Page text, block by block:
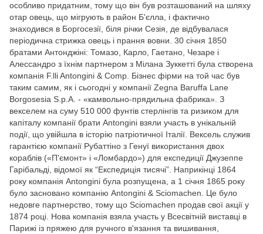
особливо придатним, тому що він був розташований на шляху
отар овець, що мігрують в район Б'єлла, і фактично
знаходився в Боргосезії, біля річки Сезія, де відбувалася
періодична стрижка овець і прання вовни. 30 січня 1850
братами Антонджіні: Томазо, Карло, Гаетано, Чезаре і
Алессандро з їхнім партнером з Мілана Зуккетті була створена
компанія F.lli Antongini & Comp. Бізнес фірми на той час був
таким самим, як і сьогодні у компанії Zegna Baruffa Lane
Borgosesia S.p.A. - «камвольно-прядильна фабрика». З
векселем на суму 510 000 фунтів стерлінгів та ризиком для
капіталу компанії брати Antongini взяли участь в унікальній
події, що увійшла в історію патріотичної Італії. Вексель служив
гарантією компанії Рубаттіно з Генуї використання двох
кораблів («П'ємонт» і «Ломбардо») для експедиції Джузеппе
Гарібальді, відомої як “Експедиція тисячі”. Наприкінці 1864
року компанія Antongini була розпущена, а 1 січня 1865 року
було засновано компанію Antongini & Sciomachen. Це було
недовге партнерство, тому що Sciomachen продав свої акції у
1874 році. Нова компанія взяла участь у Всесвітній виставці в
Парижі із пряжею для ручного в'язання та вишивання,